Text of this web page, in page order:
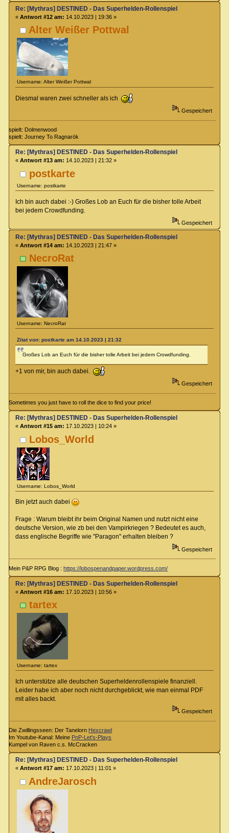
Alter Weißer Pottwal
Username: Alter Weißer Pottwal
Re: [Mythras] DESTINED - Das Superhelden-Rollenspiel
« Antwort #12 am: 14.10.2023 | 19:36 »
Diesmal waren zwei schneller als ich
Gespeichert
spielt: Dolmenwood
spielt: Journey To Ragnarök
postkarte
Username: postkarte
Re: [Mythras] DESTINED - Das Superhelden-Rollenspiel
« Antwort #13 am: 14.10.2023 | 21:32 »
Ich bin auch dabei :-) Großes Lob an Euch für die bisher tolle Arbeit
bei jedem Crowdfunding.
Gespeichert
NecroRat
Username: NecroRat
Re: [Mythras] DESTINED - Das Superhelden-Rollenspiel
« Antwort #14 am: 14.10.2023 | 21:47 »
Zitat von: postkarte am 14.10.2023 | 21:32
Großes Lob an Euch für die bisher tolle Arbeit bei jedem Crowdfunding.
+1 von mir, bin auch dabei.
Gespeichert
Sometimes you just have to roll the dice to find your price!
Lobos_World
Username: Lobos_World
Re: [Mythras] DESTINED - Das Superhelden-Rollenspiel
« Antwort #15 am: 17.10.2023 | 10:24 »
Bin jetzt auch dabei
Frage : Warum bleibt ihr beim Original Namen und nutzt nicht eine
deutsche Version, wie zb bei den Vampirkriegen ? Bedeutet es auch,
dass englische Begriffe wie "Paragon" erhalten bleiben ?
Gespeichert
Mein P&P RPG Blog :https://lobospenandpaper.wordpress.com/
tartex
Username: tartex
Re: [Mythras] DESTINED - Das Superhelden-Rollenspiel
« Antwort #16 am: 17.10.2023 | 10:56 »
Ich unterstütze alle deutschen Superheldenrollenspiele finanziell.
Leider habe ich aber noch nicht durchgeblickt, wie man einmal PDF
mit alles backt.
Gespeichert
Die Zwillingsseen: Der Tanelorn Hexcrawl
Im Youtube-Kanal: Meine PnP-Let's-Plays
Kumpel von Raven c.s. McCracken
AndreJarosch
Re: [Mythras] DESTINED - Das Superhelden-Rollenspiel
« Antwort #17 am: 17.10.2023 | 11:01 »